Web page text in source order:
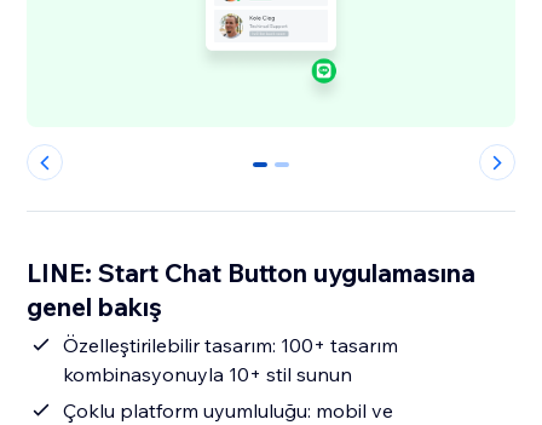
0 1
LINE: Start Chat Button uygulamasına
genel bakış
Özelleştirilebilir tasarım: 100+ tasarım
kombinasyonuyla 10+ stil sunun
Çoklu platform uyumluluğu: mobil ve